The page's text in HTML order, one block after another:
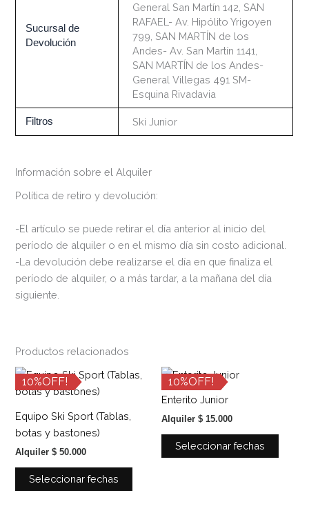
Sucursal de
Devolución
General San Martín 142, SAN
RAFAEL- Av. Hipólito Yrigoyen
799, SAN MARTÍN de los
Andes- Av. San Martín 1141,
SAN MARTÍN de los Andes-
General Villegas 491 SM-
Esquina Rivadavia
Filtros Ski Junior
Información sobre el Alquiler
Política de retiro y devolución:
-El artículo se puede retirar el día anterior al inicio del
período de alquiler o en el mismo día sin costo adicional.
-La devolución debe realizarse el día en que finaliza el
período de alquiler, o a más tardar, a la mañana del día
siguiente.
Productos relacionados
10%OFF!
Equipo Ski Sport (Tablas,
botas y bastones)
Alquiler$ 50.000
Seleccionar fechas
Este
producto
múltiples
variantes.
se
10%OFF!
Enterito Junior
Alquiler $ 15.000
Seleccionar fechas
Las